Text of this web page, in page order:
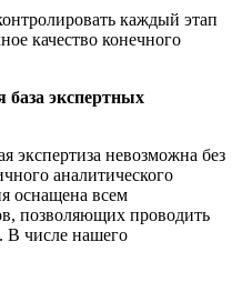
каждый этап
качество конечного
база экспертных
экспертиза невозможна без
аналитического
оснащена всем
позволяющих проводить
В числе нашего